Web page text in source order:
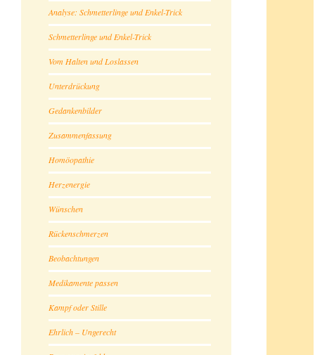
Analyse: Schmetterlinge und Enkel-Trick
Schmetterlinge und Enkel-Trick
Vom Halten und Loslassen
Unterdrückung
Gedankenbilder
Zusammenfassung
Homöopathie
Herzenergie
Wünschen
Rückenschmerzen
Beobachtungen
Medikamente passen
Kampf oder Stille
Ehrlich – Ungerecht